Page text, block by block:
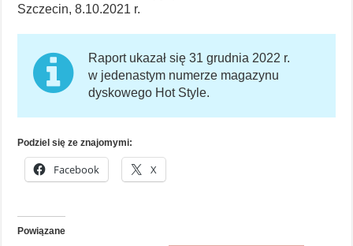
Szczecin, 8.10.2021 r.
Raport ukazał się 31 grudnia 2022 r.
w jedenastym numerze magazynu
dyskowego Hot Style.
Podziel się ze znajomymi:
Facebook X
Powiązane